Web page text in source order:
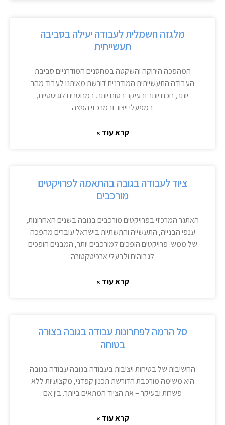
מלגזה חשמלית לעבודה יעילה בסביבה
תעשייתית
המהפכה הירוקה והשקטה במחסנים המודרניים סביבת
העבודה התעשייתית המודרנית דורשת מאיתנו לעבוד מהר
יותר, חכם יותר ובעיקר בטוח יותר. במחסנים לוגיסטיים,
במפעלי ייצור ובמרכזי הפצה
קרא עוד »
ציוד לעבודה בגובה בהתאמה לפרויקטים
מורכבים
האתגר המרכזי בפרויקטים מורכבים בגובה בשנים האחרונות,
ענפי הבנייה, התעשייה והתשתיות בישראל עוברים מהפכה
של ממש. פרויקטים הופכים למורכבים יותר, המבנים הופכים
לגבוהים ולבעלי ארכיטקטורה
קרא עוד »
סל הרמה לפתרונות עבודה בגובה בצורה
בטוחה
החשיבות של בטיחות ויציבות בעבודה בגובה עבודה בגובה
היא משימה מורכבת הדורשת תכנון קפדני, מקצועיות ללא
פשרות ובעיקר – את הציוד המתאים ביותר. בין אם
קרא עוד »